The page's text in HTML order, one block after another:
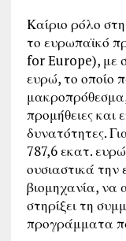
Καίριο ρόλο
το ευρωπαϊκό
for Europe), με
ευρώ, το οποίο
προμήθειες και
δυνατότητες.
787,6 εκατ.
ουσιαστικά την
βιομηχανία, να
στηρίξει τη
προγράμματα